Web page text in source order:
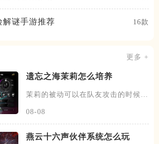
解谜手游推荐 16款
更多 +
遗忘之海茉莉怎么培养
茉莉的被动可以在队友攻击的时候，
08-08
燕云十六声伙伴系统怎么玩